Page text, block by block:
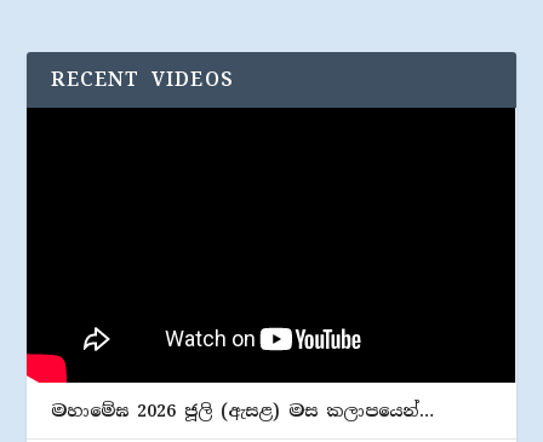
RECENT VIDEOS
මහාමේඝ 2026 ජූලි (​ඇසළ) මස කලාපයෙන්…